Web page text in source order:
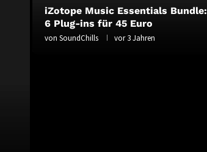
iZotope Music Essentials Bundle:
6 Plug-ins für 45 Euro
von SoundChills vor 3 Jahren